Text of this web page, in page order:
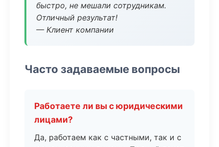
быстро, не мешали сотрудникам.
Отличный результат!
— Клиент компании
Часто задаваемые вопросы
Работаете ли вы с юридическими
лицами?
Да, работаем как с частными, так и с